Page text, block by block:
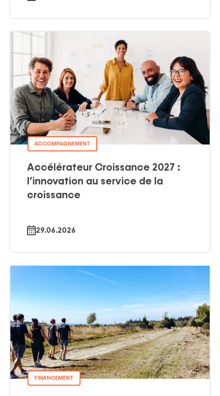
ACCOMPAGNEMENT
Accélérateur Croissance 2027 :
l’innovation au service de la
croissance
29.06.2026
FINANCEMENT